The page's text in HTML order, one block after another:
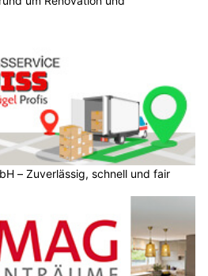
– Zuverlässig, schnell und fair